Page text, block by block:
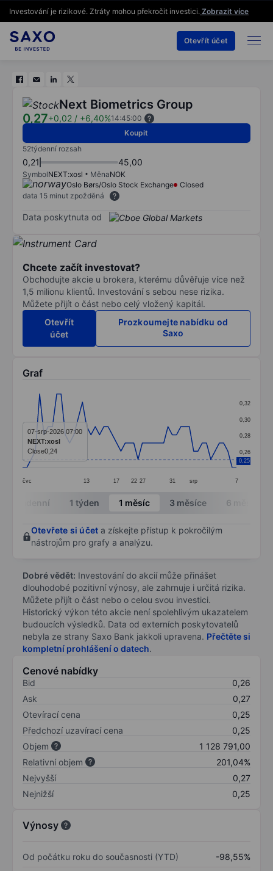
Investování je rizikové. Ztráty mohou překročit investici. Zobrazit více
Otevřít účet
Next Biometrics Group
0,27+0,02 / +6,40%14:45:00
Koupit
52týdenní rozsah
0,21 45,00
SymbolNEXT:xosl MěnaNOK
Oslo Børs/Oslo Stock Exchange
Closed
data 15 minut zpožděná
Data poskytnuta od
Chcete začít investovat?
Obchodujte akcie u brokera, kterému důvěřuje více než
1,5 milionu klientů. Investování s sebou nese rizika.
Můžete přijít o část nebo celý vložený kapitál.
Otevřít
účet
Prozkoumejte nabídku od
Saxo
Graf
Line chart with 51 data points.
The chart has 1 X axis displaying categories.
The chart has 1 Y axis displaying values. Data
čvc 13 17 22 27 31 srp 7
0,26
0,28
0,30
0,32
0,25
07-srp-2026 07:00
NEXT:xosl
Close0,24
End of interactive chart.
Intradenní 1 týden 1 měsíc 3 měsíce 6 měsíců
Otevřete si účet a získejte přístup k pokročilým
nástrojům pro grafy a analýzu.
Dobré vědět: Investování do akcií může přinášet
dlouhodobé pozitivní výnosy, ale zahrnuje i určitá rizika.
Můžete přijít o část nebo o celou svou investici.
Historický výkon této akcie není spolehlivým ukazatelem
budoucích výsledků. Data od externích poskytovatelů
nebyla ze strany Saxo Bank jakkoli upravena. Přečtěte si
kompletní prohlášení o datech.
Cenové nabídky
Bid
0,26
Ask
0,27
Otevírací cena
0,25
Předchozí uzavírací cena
0,25
Objem
1 128 791,00
Relativní objem
201,04%
Nejvyšší
0,27
Nejnižší
0,25
Výnosy
Od počátku roku do současnosti (YTD)
-98,55%